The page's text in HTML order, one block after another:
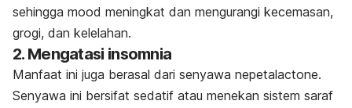
sehingga mood meningkat dan mengurangi kecemasan,
grogi, dan kelelahan.
2. Mengatasi insomnia
Manfaat ini juga berasal dari senyawa nepetalactone.
Senyawa ini bersifat sedatif atau menekan sistem saraf